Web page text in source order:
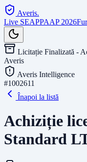
Averis.
Live SEAPPAAP 2026
Licitație Finalizată -
Averis
Averis Intelligence
#1002611
Înapoi la listă
Achiziție
Standard